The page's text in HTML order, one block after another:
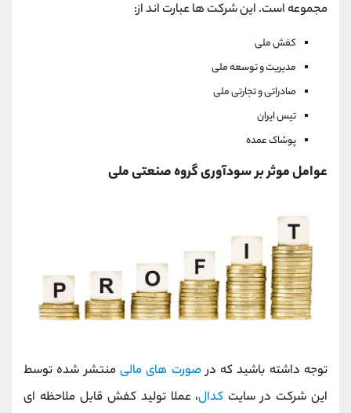
مجموعه است. این شرکت ها عبارت اند از:
کفش ملی
مدیریت و توسعه ملی
صادراتی و تجارتی ملی
تیس ایران
پوشاک عمده
عوامل موثر بر سودآوری گروه صنعتی ملی
توجه داشته باشید که درصورت های مالی منتشر شده توسط
این شرکت در سایت کدال، عملا تولید کفش قابل ملاحظه ای